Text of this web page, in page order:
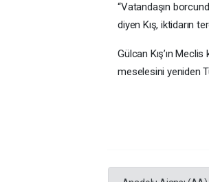
“Vatandaşın
diyen Kış, iktidarın
Gülcan Kış’ın
meselesini yeniden